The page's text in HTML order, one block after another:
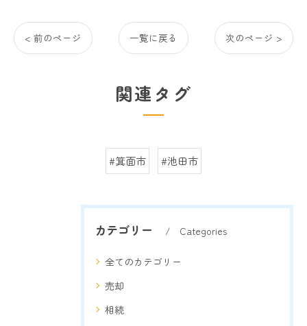
< 前のページ 一覧に戻る 次のページ >
関連タグ
#箕面市 #池田市
カテゴリー Categories
全てのカテゴリー
売却
相続